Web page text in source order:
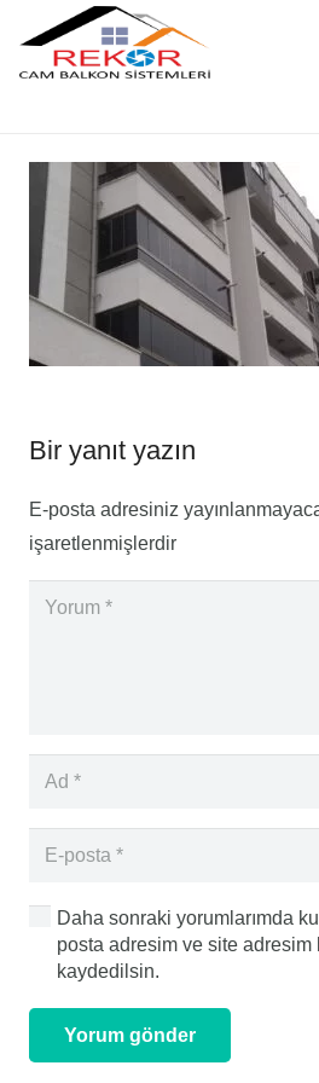
Bir yanıt yazın
E-posta adresiniz
işaretlenmişlerdir
Daha sonraki yorumlarımda
posta adresim ve site adresim
kaydedilsin.
Yorum gönder